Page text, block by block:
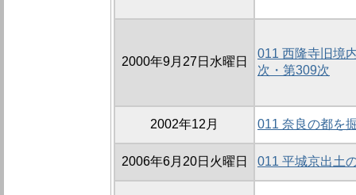
2000年9月27日水曜日
011 西隆寺旧境
次・第309次
2002年12月 011 奈良の都を
2006年6月20日火曜日 011 平城京出土